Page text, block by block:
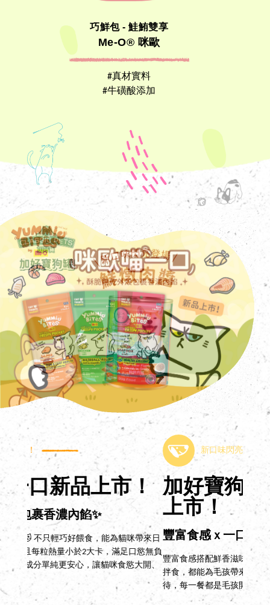
巧鮮包 - 鮭鮪雙享
Me-O® 咪歐
#真材實料
#牛磺酸添加
來日
無負
新口味閃亮登場！
加好寶狗罐 鮮燉肉醬新
上市！
豐富食感ｘ一口滿足
豐富食感搭配鮮香滋味，讓狗狗每口都滿足🐶 不論單吃或
拌食，都能為毛孩帶來滿滿滿足感，讓日常餐食更有期
待，每一餐都是毛孩開心的美味時刻❤️
慧
蔓越
嚴選高
又美味
分，